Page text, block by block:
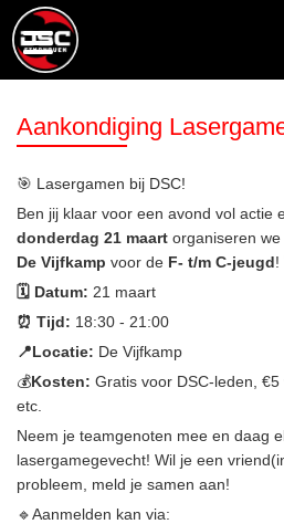
Aankondiging
🎯 Lasergamen bij DSC!
Ben jij klaar voor een avond vol actie
donderdag 21 maart organiseren we
De Vijfkamp voor de F- t/m C-jeugd!
🗓️ Datum: 21 maart
⏰ Tijd: 18:30 - 21:00
📍Locatie: De Vijfkamp
‍💰Kosten: Gratis voor DSC-leden,
etc.
Neem je teamgenoten mee en daag
lasergamegevecht! Wil je een
probleem, meld je samen aan!
🔹Aanmelden kan via: